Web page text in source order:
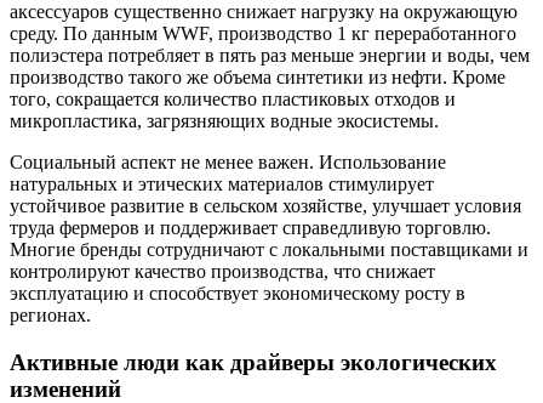
аксессуаров существенно снижает нагрузку на окружающую
среду. По данным WWF, производство 1 кг переработанного
полиэстера потребляет в пять раз меньше энергии и воды, чем
производство такого же объема синтетики из нефти. Кроме
того, сокращается количество пластиковых отходов и
микропластика, загрязняющих водные экосистемы.
Социальный аспект не менее важен. Использование
натуральных и этических материалов стимулирует
устойчивое развитие в сельском хозяйстве, улучшает условия
труда фермеров и поддерживает справедливую торговлю.
Многие бренды сотрудничают с локальными поставщиками и
контролируют качество производства, что снижает
эксплуатацию и способствует экономическому росту в
регионах.
Активные люди как драйверы экологических
изменений